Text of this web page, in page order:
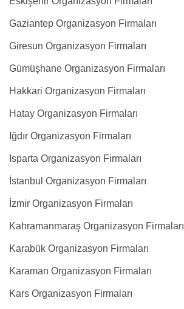
Gaziantep Organizasyon Firmaları
Giresun Organizasyon Firmaları
Gümüşhane Organizasyon Firmaları
Hakkari Organizasyon Firmaları
Hatay Organizasyon Firmaları
Iğdır Organizasyon Firmaları
Isparta Organizasyon Firmaları
İstanbul Organizasyon Firmaları
İzmir Organizasyon Firmaları
Kahramanmaraş Organizasyon Firmaları
Karabük Organizasyon Firmaları
Karaman Organizasyon Firmaları
Kars Organizasyon Firmaları